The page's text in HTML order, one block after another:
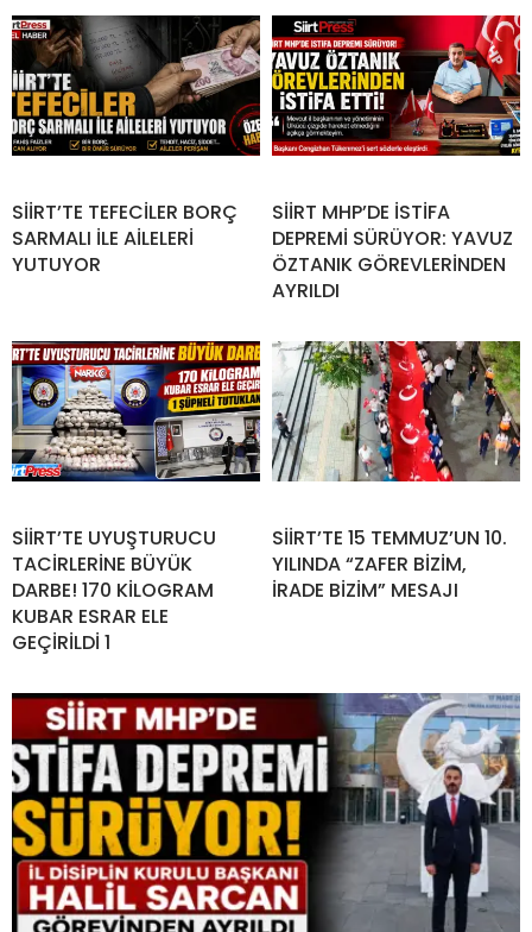
SİİRT’TE TEFECİLER BORÇ
SARMALI İLE AİLELERİ
YUTUYOR
SİİRT MHP’DE İSTİFA
DEPREMİ SÜRÜYOR: YAVUZ
ÖZTANIK GÖREVLERİNDEN
AYRILDI
SİİRT’TE UYUŞTURUCU
TACİRLERİNE BÜYÜK
DARBE! 170 KİLOGRAM
KUBAR ESRAR ELE
GEÇİRİLDİ 1
SİİRT’TE 15 TEMMUZ’UN 10.
YILINDA “ZAFER BİZİM,
İRADE BİZİM” MESAJI